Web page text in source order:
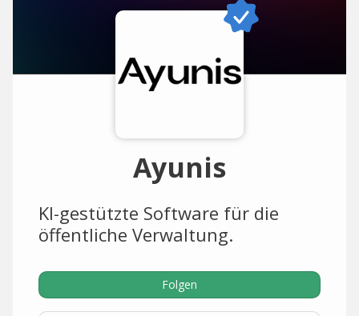
Ayunis
KI-gestützte Software für die
öffentliche Verwaltung.
Folgen